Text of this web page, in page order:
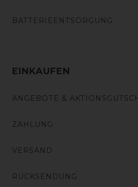
BATTERIEENTSORGUNG
EINKAUFEN
ANGEBOTE &
ZAHLUNG
VERSAND
RÜCKSENDUNG